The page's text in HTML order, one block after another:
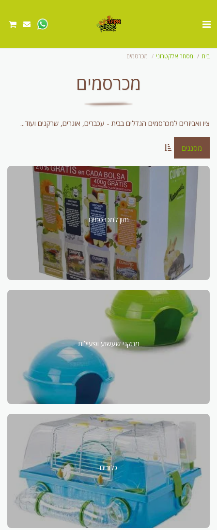
בית מסחר אלקטרוני מכרסמים
מכרסמים
ציו ואביזרים למכרסמים הגדלים בבית - עכברים, אוגרים, שרקנים ועוד...
מסננים
מזון למכרסמים
מתקני שעשוע ופעילות
כלובים